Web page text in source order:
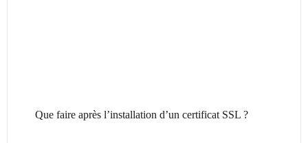
Que faire après l’installation d’un certificat SSL ?